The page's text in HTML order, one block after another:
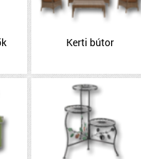
Kerti bútor